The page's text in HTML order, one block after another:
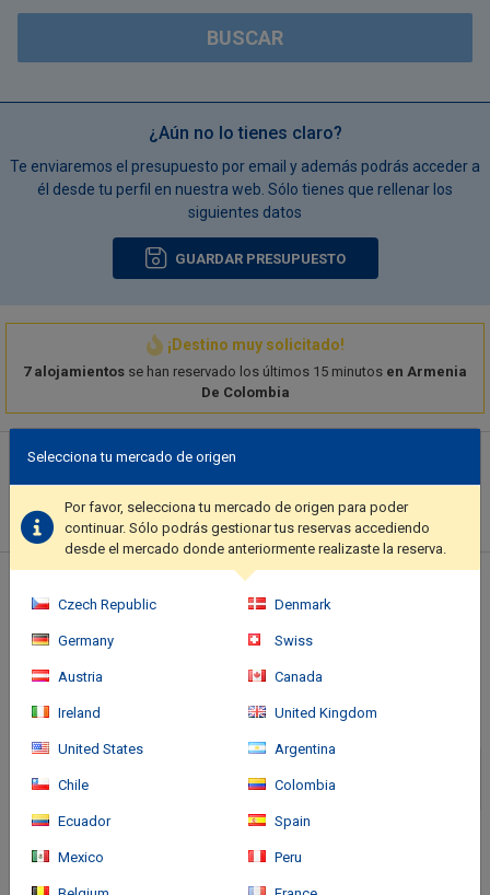
BUSCAR
¿Aún no lo tienes claro?
Te enviaremos el presupuesto por email y además podrás acceder a
él desde tu perfil en nuestra web. Sólo tienes que rellenar los
siguientes datos
GUARDAR PRESUPUESTO
¡Destino muy solicitado!
7 alojamientos se han reservado los últimos 15 minutos en Armenia
De Colombia
Descripción del hotel
Enjoy a range of recreational amenities, including an outdoor
pool, a hot tub, and a sauna. This hotel also features
complimentary wireless internet access, concierge services, and
an arcade/game room. Getting to nearby attractions is a breeze
with the area shuttle (surcharge).. Featured amenities include
complimentary wired internet access, luggage storage, and a
(available on request), and free self parking is available onsite..
Selecciona tu mercado de origen
Por favor, selecciona tu mercado de origen para poder
continuar. Sólo podrás gestionar tus reservas accediendo
desde el mercado donde anteriormente realizaste la reserva.
Czech Republic Denmark
Germany Swiss
Austria Canada
Ireland United Kingdom
United States Argentina
Chile Colombia
Ecuador Spain
Mexico Peru